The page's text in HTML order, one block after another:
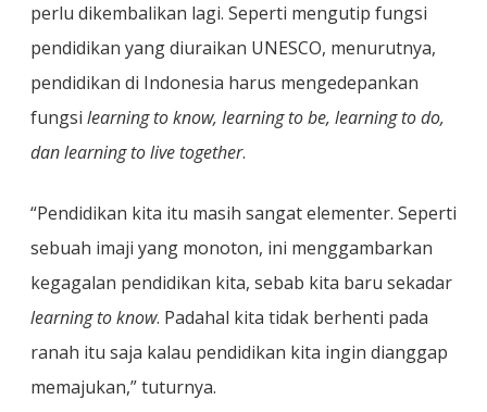
perlu dikembalikan lagi. Seperti mengutip fungsi
pendidikan yang diuraikan UNESCO, menurutnya,
pendidikan di Indonesia harus mengedepankan
fungsi learning to know, learning to be, learning to do,
dan learning to live together.
“Pendidikan kita itu masih sangat elementer. Seperti
sebuah imaji yang monoton, ini menggambarkan
kegagalan pendidikan kita, sebab kita baru sekadar
learning to know. Padahal kita tidak berhenti pada
ranah itu saja kalau pendidikan kita ingin dianggap
memajukan,” tuturnya.